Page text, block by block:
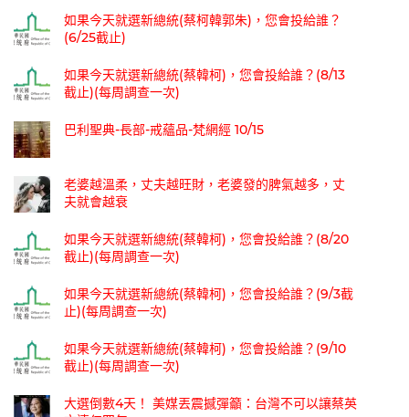
如果今天就選新總統(蔡柯韓郭朱)，您會投給誰？
(6/25截止)
如果今天就選新總統(蔡韓柯)，您會投給誰？(8/13
截止)(每周調查一次)
巴利聖典-長部-戒蘊品-梵網經 10/15
老婆越溫柔，丈夫越旺財，老婆發的脾氣越多，丈
夫就會越衰
如果今天就選新總統(蔡韓柯)，您會投給誰？(8/20
截止)(每周調查一次)
如果今天就選新總統(蔡韓柯)，您會投給誰？(9/3截
止)(每周調查一次)
如果今天就選新總統(蔡韓柯)，您會投給誰？(9/10
截止)(每周調查一次)
大選倒數4天！ 美媒丟震撼彈籲：台灣不可以讓蔡英